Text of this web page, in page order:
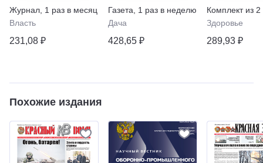
Журнал 1 раз в месяц
Власть
231,08 ₽
Газета
1 раз в неделю
Дача
428,65 ₽
Комплект из 2
Здоровье
289,93 ₽
Похожие издания